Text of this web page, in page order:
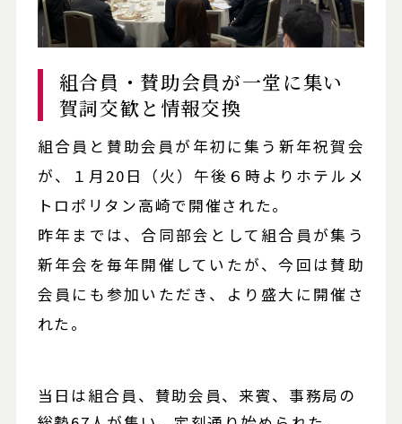
組合員・賛助会員が一堂に集い
賀詞交歓と情報交換
組合員と賛助会員が年初に集う新年祝賀会
が、１月20日（火）午後６時よりホテルメ
トロポリタン高崎で開催された。
昨年までは、合同部会として組合員が集う
新年会を毎年開催していたが、今回は賛助
会員にも参加いただき、より盛大に開催さ
れた。
当日は組合員、賛助会員、来賓、事務局の